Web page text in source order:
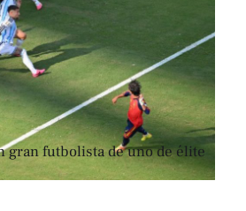
gran futbolista de uno de élite